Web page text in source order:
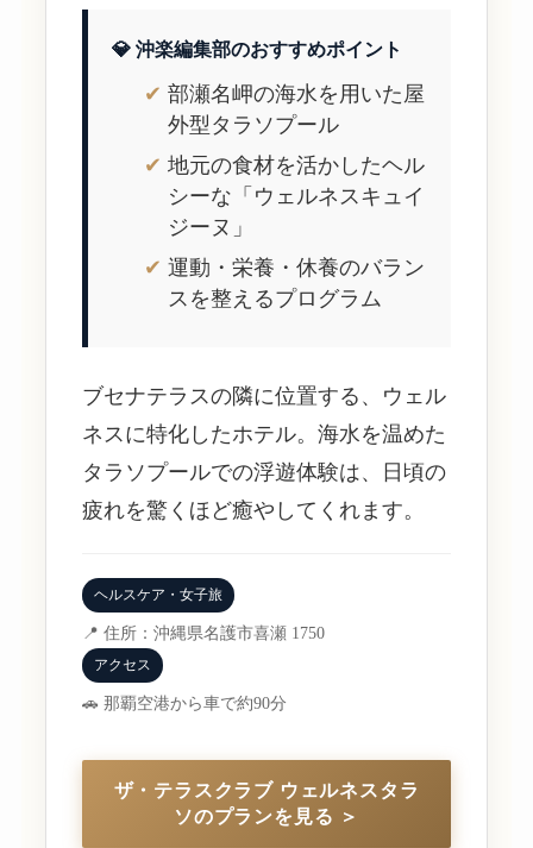
💎 沖楽編集部のおすすめポイント
部瀬名岬の海水を用いた屋
外型タラソプール
地元の食材を活かしたヘル
シーな「ウェルネスキュイ
ジーヌ」
運動・栄養・休養のバラン
スを整えるプログラム
ブセナテラスの隣に位置する、ウェル
ネスに特化したホテル。海水を温めた
タラソプールでの浮遊体験は、日頃の
疲れを驚くほど癒やしてくれます。
ヘルスケア・女子旅
📍 住所：沖縄県名護市喜瀬 1750
アクセス
🚗 那覇空港から車で約90分
ザ・テラスクラブ ウェルネスタラ
ソのプランを見る ＞